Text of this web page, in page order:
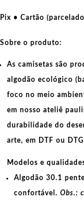
Pix • Cartão
Sobre o produto:
As camisetas são
algodão ecológico
foco no meio
em nosso ateliê
durabilidade do
arte, em DTF ou DTG
Modelos e
Algodão 30.1
confortável. Obs.: